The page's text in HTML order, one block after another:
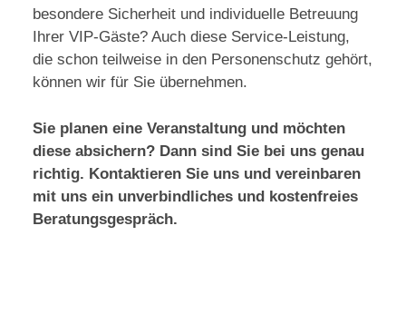
besondere Sicherheit und individuelle Betreuung
Ihrer VIP-Gäste? Auch diese Service-Leistung,
die schon teilweise in den Personenschutz gehört,
können wir für Sie übernehmen.
Sie planen eine Veranstaltung und möchten
diese absichern? Dann sind Sie bei uns genau
richtig. Kontaktieren Sie uns und vereinbaren
mit uns ein unverbindliches und kostenfreies
Beratungsgespräch.